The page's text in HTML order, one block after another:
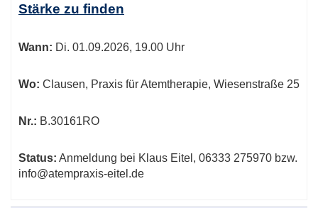
Stärke zu finden
Wann: Di. 01.09.2026, 19.00 Uhr
Wo: Clausen, Praxis für Atemtherapie, Wiesenstraße 25
Nr.: B.30161RO
Status: Anmeldung bei Klaus Eitel, 06333 275970 bzw.
info@atempraxis-eitel.de